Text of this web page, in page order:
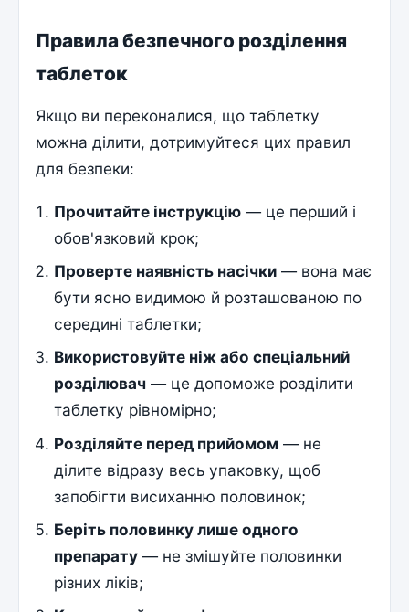
Правила безпечного розділення
таблеток
Якщо ви переконалися, що таблетку
можна ділити, дотримуйтеся цих правил
для безпеки:
Прочитайте інструкцію — це перший і
обов'язковий крок;
Проверте наявність насічки — вона має
бути ясно видимою й розташованою по
середині таблетки;
Використовуйте ніж або спеціальний
розділювач — це допоможе розділити
таблетку рівномірно;
Розділяйте перед прийомом — не
ділите відразу весь упаковку, щоб
запобігти висиханню половинок;
Беріть половинку лише одного
препарату — не змішуйте половинки
різних ліків;